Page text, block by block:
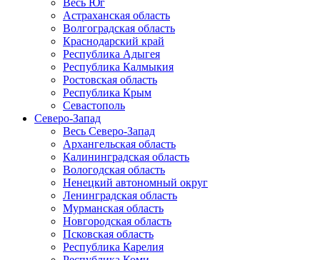
Весь Юг
Астраханская область
Волгоградская область
Краснодарский край
Республика Адыгея
Республика Калмыкия
Ростовская область
Республика Крым
Севастополь
Северо-Запад
Весь Северо-Запад
Архангельская область
Калининградская область
Вологодская область
Ненецкий автономный округ
Ленинградская область
Мурманская область
Новгородская область
Псковская область
Республика Карелия